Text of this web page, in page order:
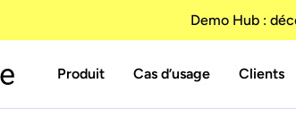
Demo Hub :
Produit Cas d’usage Clients